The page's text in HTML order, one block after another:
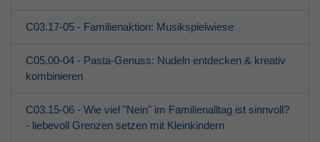
C03.17-05 - Familienaktion: Musikspielwiese
C05.00-04 - Pasta-Genuss: Nudeln entdecken & kreativ
kombinieren
C03.15-06 - Wie viel "Nein" im Familienalltag ist sinnvoll?
- liebevoll Grenzen setzen mit Kleinkindern